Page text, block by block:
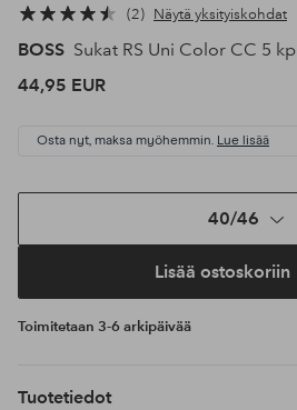
2 Näytä yksityiskohdat
BOSS Sukat RS Uni Color CC 5 kpl
44,95 EUR
Osta nyt, maksa myöhemmin. Lue lisää
40/46
Lisää ostoskoriin
Toimitetaan 3-6 arkipäivää
Tuotetiedot